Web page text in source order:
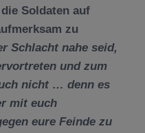
Soldaten auf
zu
Schlacht nahe seid,
und zum
nicht … denn es
mit euch
eure Feinde zu